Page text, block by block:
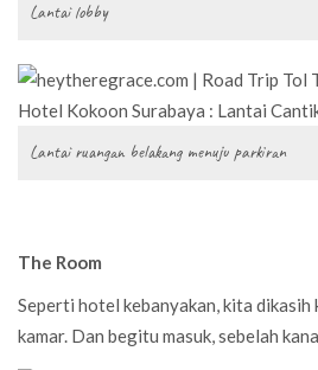
Lantai lobby
Lantai ruangan belakang menuju parkiran
The Room
Seperti hotel kebanyakan, kita dikasih
kamar. Dan begitu masuk, sebelah